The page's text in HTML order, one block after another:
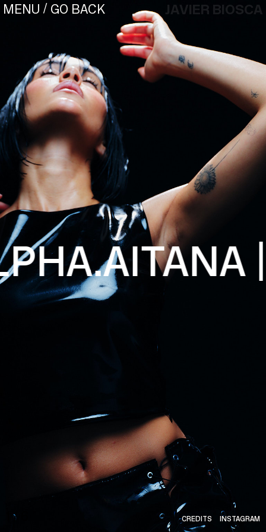
MENU JAVIER BIOSCA
¿#/*?
CONTACT
HOME
/ GO BACK
AITANA
/ CREDITS INSTAGRAM